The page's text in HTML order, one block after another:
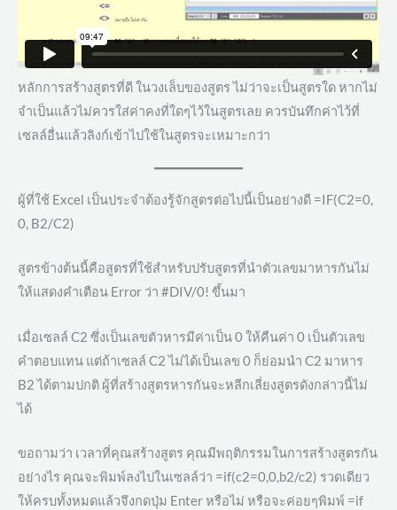
หลักการสร้างสูตรที่ดี ในวงเล็บของสูตร ไม่ว่าจะเป็นสูตรใด หากไม่
จำเป็นแล้วไม่ควรใส่ค่าคงที่ใดๆไว้ในสูตรเลย ควรบันทึกค่าไว้ที่
เซลล์อื่นแล้วลิงก์เข้าไปใช้ในสูตรจะเหมาะกว่า
ผู้ที่ใช้ Excel เป็นประจำต้องรู้จักสูตรต่อไปนี้เป็นอย่างดี =IF(C2=0,
0, B2/C2)
สูตรข้างต้นนี้คือสูตรที่ใช้สำหรับปรับสูตรที่นำตัวเลขมาหารกันไม่
ให้แสดงคำเตือน Error ว่า #DIV/0! ขึ้นมา
เมื่อเซลล์ C2 ซึ่งเป็นเลขตัวหารมีค่าเป็น 0 ให้คืนค่า 0 เป็นตัวเลข
คำตอบแทน แต่ถ้าเซลล์ C2 ไม่ได้เป็นเลข 0 ก็ย่อมนำ C2 มาหาร
B2 ได้ตามปกติ ผู้ที่สร้างสูตรหารกันจะหลีกเลี่ยงสูตรดังกล่าวนี้ไม่
ได้
ขอถามว่า เวลาที่คุณสร้างสูตร คุณมีพฤติกรรมในการสร้างสูตรกัน
อย่างไร คุณจะพิมพ์ลงไปในเซลล์ว่า =if(c2=0,0,b2/c2) รวดเดียว
ให้ครบทั้งหมดแล้วจึงกดปุ่ม Enter หรือไม่ หรือจะค่อยๆพิมพ์ =if